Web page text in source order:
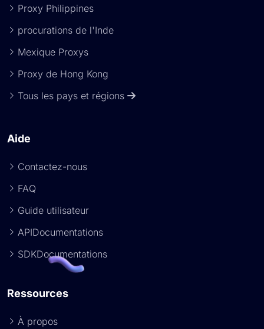
Proxy Philippines
procurations de l'Inde
Mexique Proxys
Proxy de Hong Kong
Tous les pays et régions
Aide
Contactez-nous
FAQ
Guide utilisateur
APIDocumentations
SDKDocumentations
Ressources
À propos